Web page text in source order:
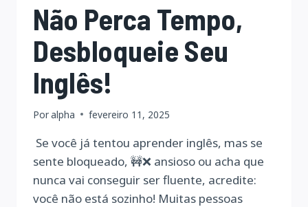
Não Perca Tempo,
Desbloqueie Seu
Inglês!
Poralpha fevereiro 11, 2025
Se você já tentou aprender inglês, mas se
sente bloqueado, 🚧❌ ansioso ou acha que
nunca vai conseguir ser fluente, acredite:
você não está sozinho! Muitas pessoas